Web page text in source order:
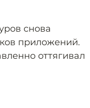
снова
приложений.
оттягивал